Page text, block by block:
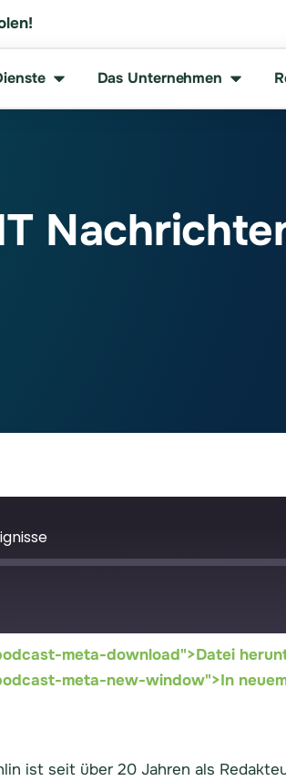
Das Unternehmen
meta-download">Datei
meta-new-window">In
ist seit über 20 Jahren als